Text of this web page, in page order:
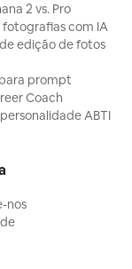
2 vs. Pro
fotografias com IA
edição de fotos
prompt
Coach
ABTI
nos